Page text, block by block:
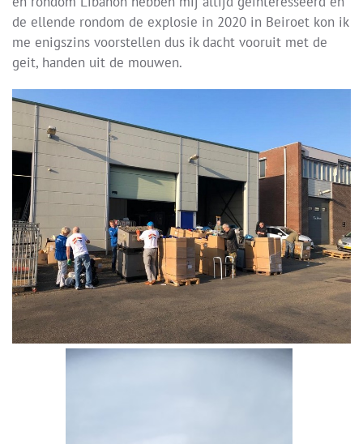
de ellende rondom de explosie in 2020 in Beiroet kon ik
me enigszins voorstellen dus ik dacht vooruit met de
geit, handen uit de mouwen.